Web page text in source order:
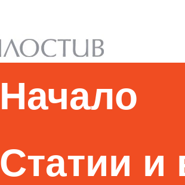
Начало
Статии и